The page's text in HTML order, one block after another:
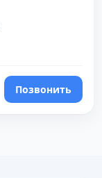
Позвонить